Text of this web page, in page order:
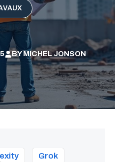
BYMICHEL JONSON
Grok